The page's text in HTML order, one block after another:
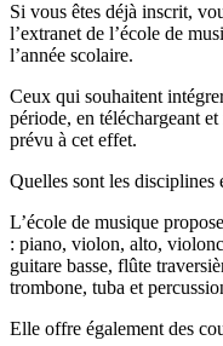
Si vous êtes déjà inscrit,
l’extranet de l’école de
l’année scolaire.
Ceux qui souhaitent
période, en téléchargeant
prévu à cet effet.
Quelles sont les disciplines
L’école de musique
: piano, violon, alto,
guitare basse, flûte
trombone, tuba et
Elle offre également des